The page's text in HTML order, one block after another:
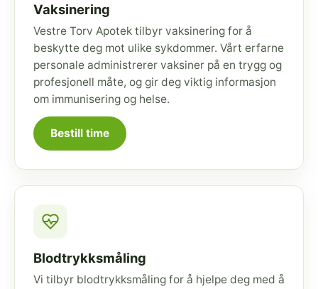
Vaksinering
Vestre Torv Apotek tilbyr vaksinering for å
beskytte deg mot ulike sykdommer. Vårt erfarne
personale administrerer vaksiner på en trygg og
profesjonell måte, og gir deg viktig informasjon
om immunisering og helse.
Bestill time
Blodtrykksmåling
Vi tilbyr blodtrykksmåling for å hjelpe deg med å